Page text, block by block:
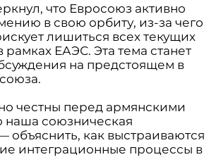
что Евросоюз активно
в свою орбиту, из-за чего
лишиться всех текущих
ЕАЭС. Эта тема станет
на предстоящем в
честны перед армянскими
наша союзническая
объяснить, как выстраиваются
интеграционные процессы в